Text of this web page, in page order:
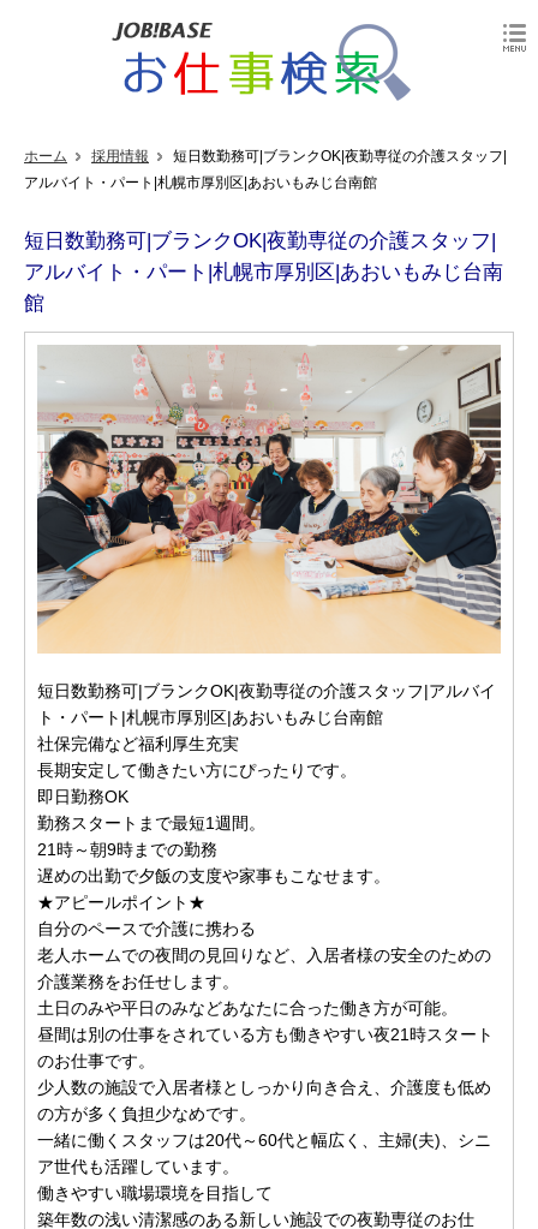
ホーム 採用情報
短日数勤務可|ブランクOK|夜勤専従の介護スタッフ|
アルバイト・パート|札幌市厚別区|あおいもみじ台南館
短日数勤務可|ブランクOK|夜勤専従の介護スタッフ|
アルバイト・パート|札幌市厚別区|あおいもみじ台南
館
短日数勤務可|ブランクOK|夜勤専従の介護スタッフ|アルバイ
ト・パート|札幌市厚別区|あおいもみじ台南館
社保完備など福利厚生充実
長期安定して働きたい方にぴったりです。
即日勤務OK
勤務スタートまで最短1週間。
21時～朝9時までの勤務
遅めの出勤で夕飯の支度や家事もこなせます。
★アピールポイント★
自分のペースで介護に携わる
老人ホームでの夜間の見回りなど、入居者様の安全のための
介護業務をお任せします。
土日のみや平日のみなどあなたに合った働き方が可能。
昼間は別の仕事をされている方も働きやすい夜21時スタート
のお仕事です。
少人数の施設で入居者様としっかり向き合え、介護度も低め
の方が多く負担少なめです。
一緒に働くスタッフは20代～60代と幅広く、主婦(夫)、シニ
ア世代も活躍しています。
働きやすい職場環境を目指して
築年数の浅い清潔感のある新しい施設での夜勤専従のお仕